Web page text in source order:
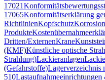
17021
17065Konformitätserklärung
RichtlinienKopfschutz
Produkte
Dritten/ExternenKrane
(KMF)Künstliche optische
Strahlung)Lackieranlagen
(Gefahrstoffe)Lagerverzeichnis
510